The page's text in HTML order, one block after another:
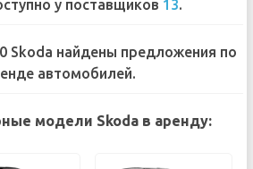
у поставщиков 13.
Skoda найдены предложения по
автомобилей.
модели Skoda в аренду: